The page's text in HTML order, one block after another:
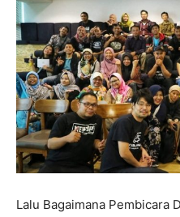
Lalu Bagaimana Pembicara